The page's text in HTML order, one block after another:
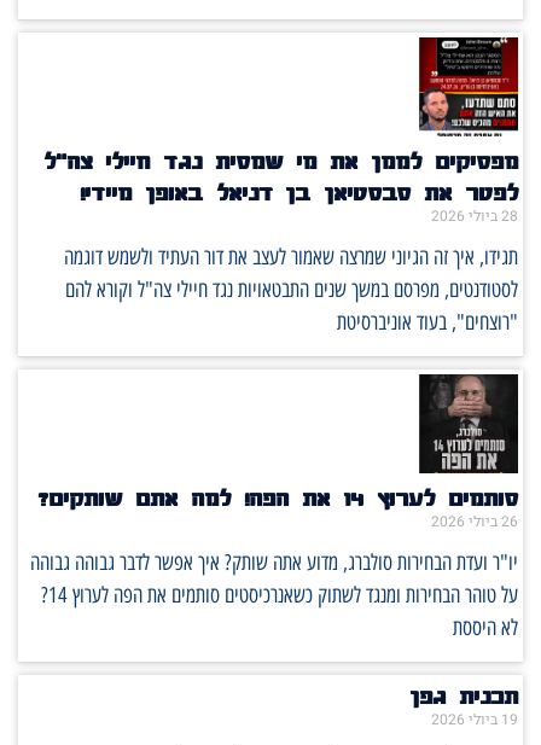
מפסיקים לממן את מי שמסית נגד חיילי צה"ל
לפטר את סבסטיאן בן דניאל באופן מיידי!
28 ביולי 2026
תגידו, איך זה הגיוני שמרצה שאמור לעצב את דור העתיד ולשמש דוגמה
לסטודנטים, מפרסם במשך שנים התבטאויות נגד חיילי צה"ל וקורא להם
"רוצחים", בעוד אוניברסיטת
סותמים לערוץ 14 את הפה! למה אתם שותקים?
26 ביולי 2026
יו"ר ועדת הבחירות סולברג, מדוע אתה שותק? איך אפשר לדבר גבוהה גבוהה
על טוהר הבחירות ומנגד לשתוק כשאנרכיסטים סותמים את הפה לערוץ 14?
לא היססת
תכנית גפן
19 ביולי 2026